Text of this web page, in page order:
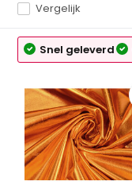
Vergelijk
Snel geleverd